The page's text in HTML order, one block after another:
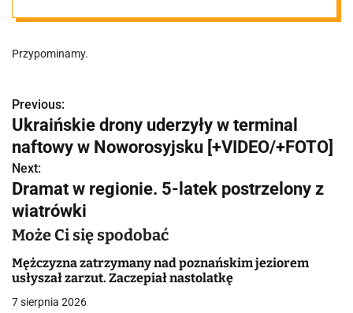
parku. Na
zakończenie
koncert
Przypominamy.
N
a
w
i
g
a
c
Previous:
Ukraińskie drony uderzyły w terminal
naftowy w Noworosyjsku [+VIDEO/+FOTO]
Next:
Dramat w regionie. 5-latek postrzelony z
wiatrówki
Może Ci się spodobać
Mężczyzna zatrzymany nad poznańskim jeziorem
usłyszał zarzut. Zaczepiał nastolatkę
7 sierpnia 2026